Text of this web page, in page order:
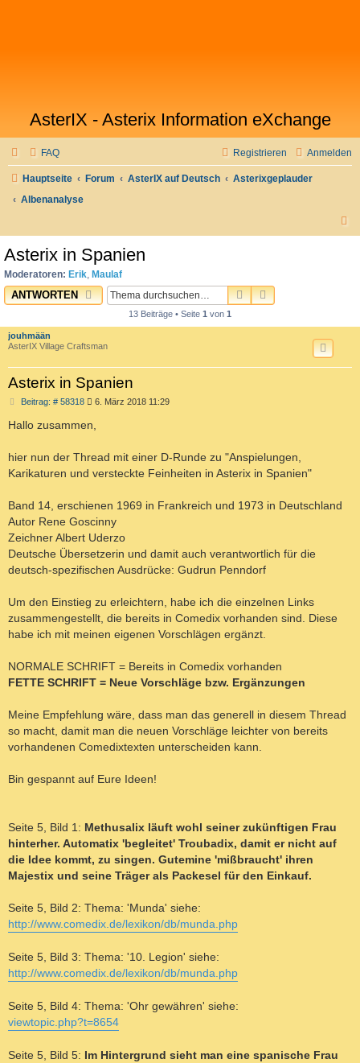
AsterIX - Asterix Information eXchange
FAQ Anmelden
Registrieren
Hauptseite Forum AsterIX auf Deutsch
Asterixgeplauder
Albenanalyse
Asterix in Spanien
Moderatoren: Erik, Maulaf
ANTWORTEN SUCHEERWEITERTE
13 Beiträge • Seite 1 von 1
jouhmään
AsterIX Village Craftsman
Asterix in Spanien
Beitrag: # 58318B
i
t
g
6. März 2018 11:29
Hallo zusammen,
hier nun der Thread mit einer D-Runde zu "Anspielungen,
Karikaturen und versteckte Feinheiten in Asterix in Spanien"
Band 14, erschienen 1969 in Frankreich und 1973 in Deutschland
Autor Rene Goscinny
Zeichner Albert Uderzo
Deutsche Übersetzerin und damit auch verantwortlich für die
deutsch-spezifischen Ausdrücke: Gudrun Penndorf
Um den Einstieg zu erleichtern, habe ich die einzelnen Links
zusammengestellt, die bereits in Comedix vorhanden sind. Diese
habe ich mit meinen eigenen Vorschlägen ergänzt.
NORMALE SCHRIFT = Bereits in Comedix vorhanden
FETTE SCHRIFT = Neue Vorschläge bzw. Ergänzungen
Meine Empfehlung wäre, dass man das generell in diesem Thread
so macht, damit man die neuen Vorschläge leichter von bereits
vorhandenen Comedixtexten unterscheiden kann.
Bin gespannt auf Eure Ideen!
Seite 5, Bild 1: Methusalix läuft wohl seiner zukünftigen Frau
hinterher. Automatix 'begleitet' Troubadix, damit er nicht auf
die Idee kommt, zu singen. Gutemine 'mißbraucht' ihren
Majestix und seine Träger als Packesel für den Einkauf.
Seite 5, Bild 2: Thema: 'Munda' siehe:
http://www.comedix.de/lexikon/db/munda.php
Seite 5, Bild 3: Thema: '10. Legion' siehe:
http://www.comedix.de/lexikon/db/munda.php
Seite 5, Bild 4: Thema: 'Ohr gewähren' siehe:
viewtopic.php?t=8654
Seite 5, Bild 5: Im Hintergrund sieht man eine spanische Frau